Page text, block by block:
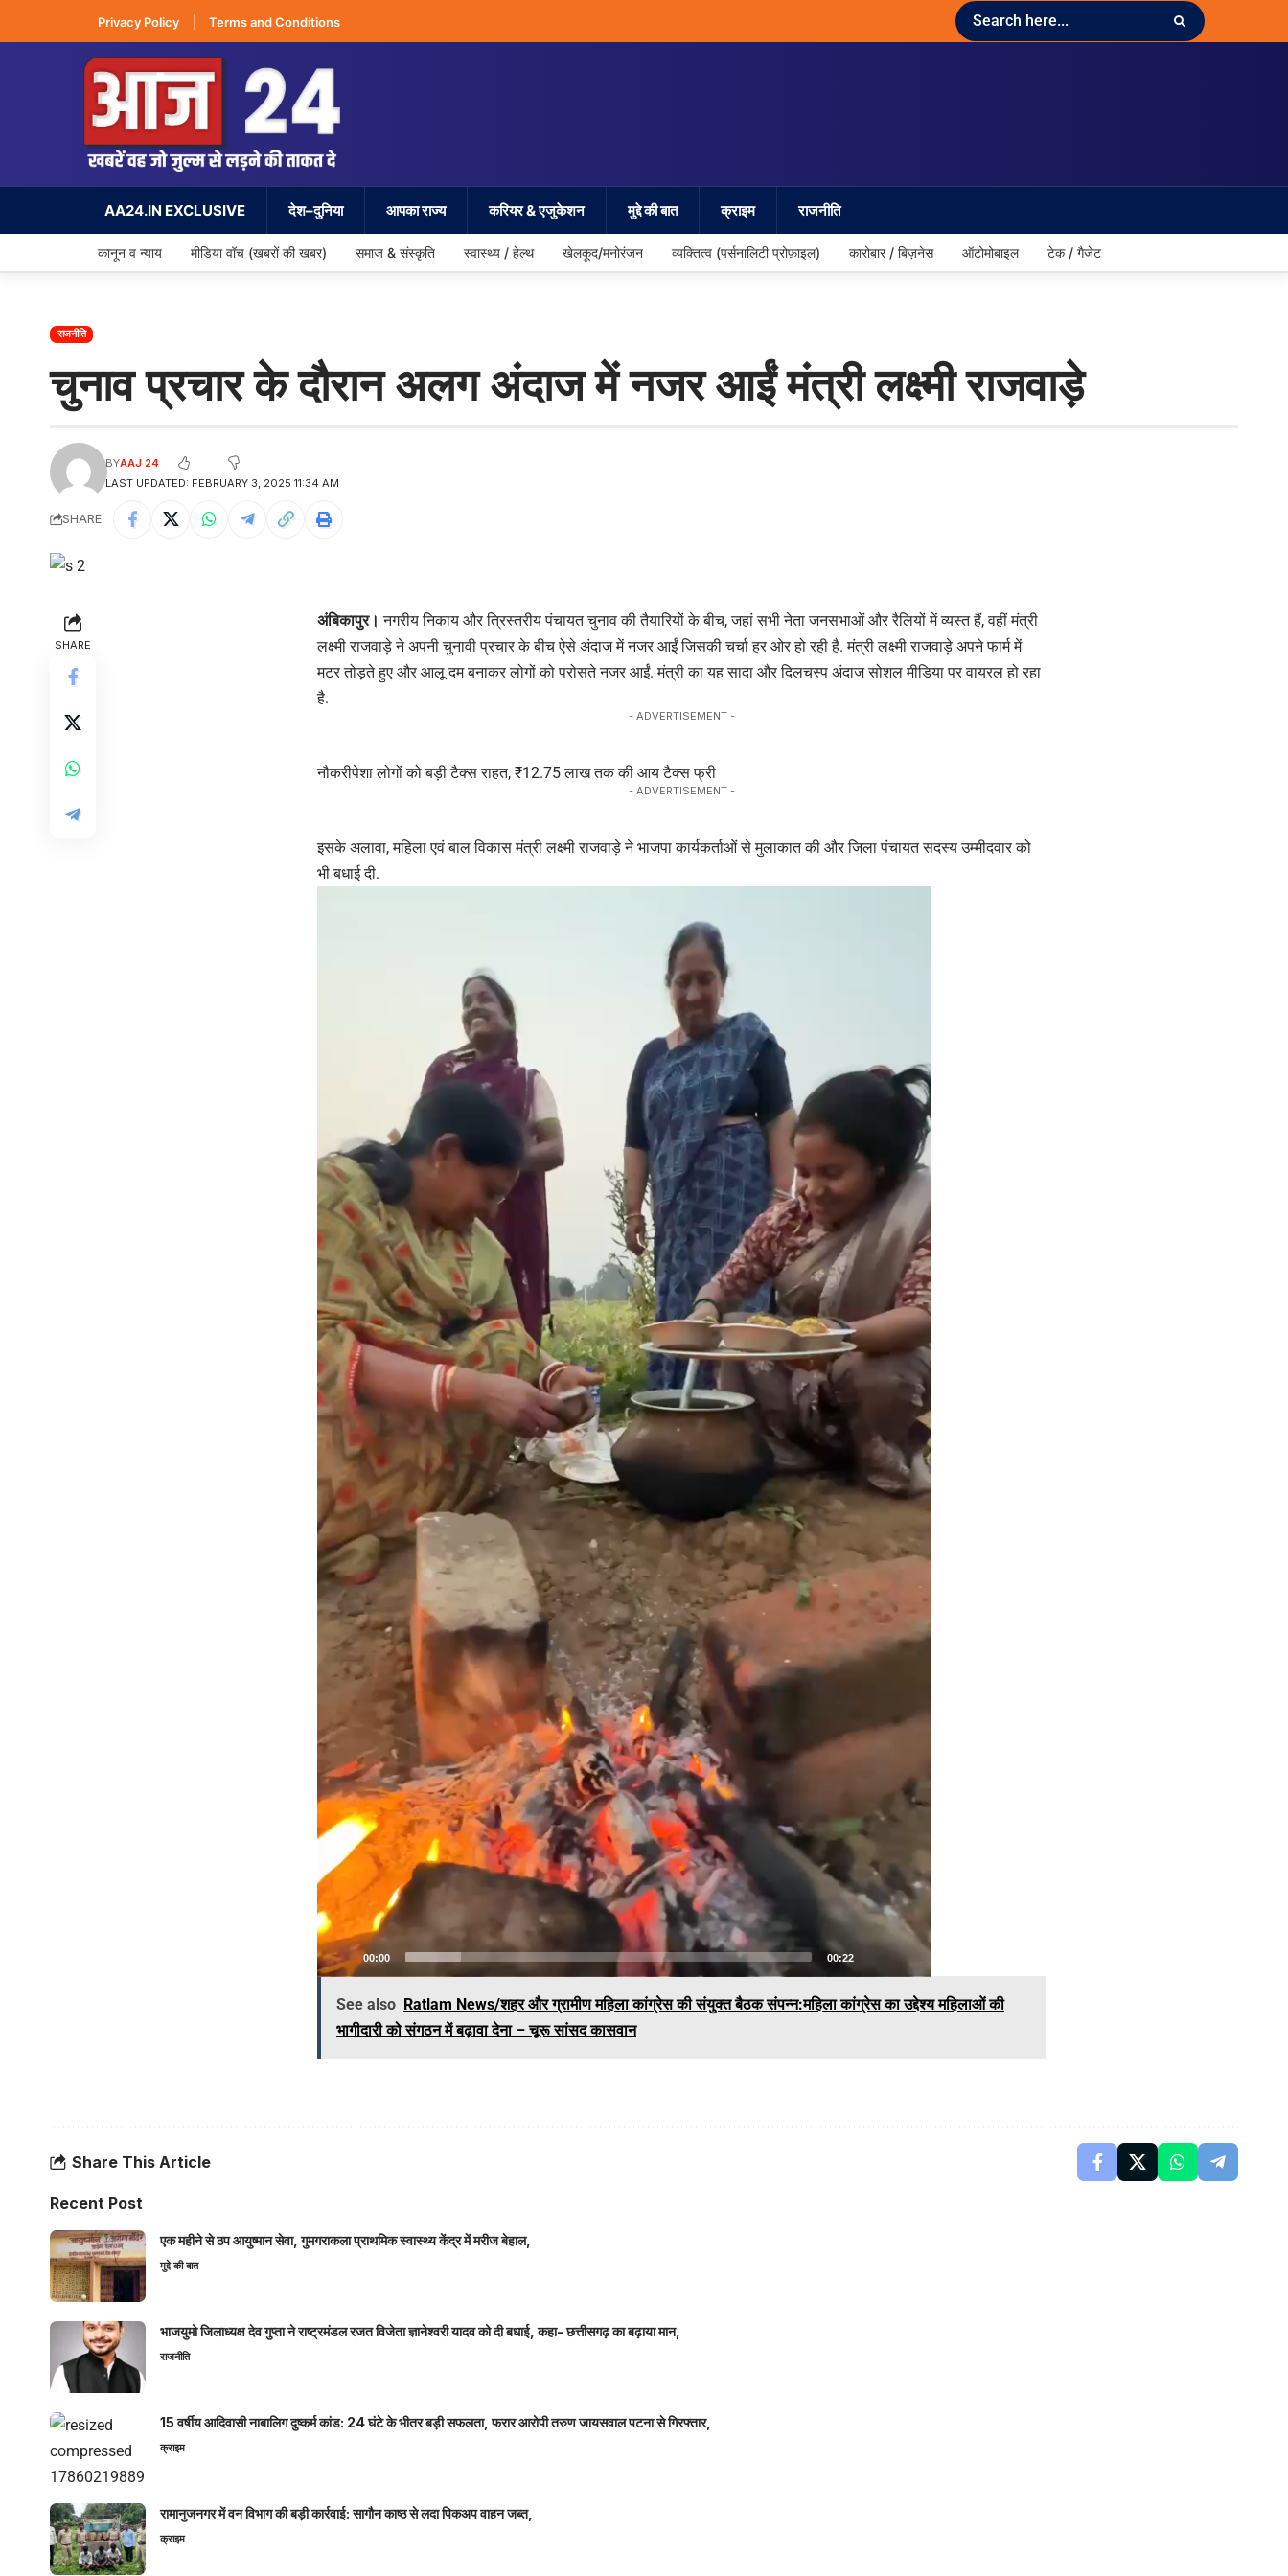
Privacy Policy Terms and Conditions
AA24.IN EXCLUSIVE देश–दुनिया आपका राज्य करियर & एजुकेशन मुद्दे की बात क्राइम राजनीति
कानून व न्याय मीडिया वॉच (खबरों की खबर) समाज & संस्कृति स्वास्थ्य / हेल्थ खेलकूद/मनोरंजन व्यक्तित्व (पर्सनालिटी प्रोफ़ाइल) कारोबार / बिज़नेस ऑटोमोबाइल टेक / गैजेट
राजनीति
चुनाव प्रचार के दौरान अलग अंदाज में नजर आईं मंत्री लक्ष्मी राजवाड़े
LAST UPDATED: FEBRUARY 3, 2025 11:34 AM
BYAAJ 24
SHARE
SHARE
अंबिकापुर। नगरीय निकाय और त्रिस्तरीय पंचायत चुनाव की तैयारियों के बीच, जहां सभी नेता जनसभाओं और रैलियों में व्यस्त हैं, वहीं मंत्री
लक्ष्मी राजवाड़े ने अपनी चुनावी प्रचार के बीच ऐसे अंदाज में नजर आईं जिसकी चर्चा हर ओर हो रही है. मंत्री लक्ष्मी राजवाड़े अपने फार्म में
मटर तोड़ते हुए और आलू दम बनाकर लोगों को परोसते नजर आईं. मंत्री का यह सादा और दिलचस्प अंदाज सोशल मीडिया पर वायरल हो रहा
है.
- ADVERTISEMENT -
नौकरीपेशा लोगों को बड़ी टैक्स राहत, ₹12.75 लाख तक की आय टैक्स फ्री
- ADVERTISEMENT -
इसके अलावा, महिला एवं बाल विकास मंत्री लक्ष्मी राजवाड़े ने भाजपा कार्यकर्ताओं से मुलाकात की और जिला पंचायत सदस्य उम्मीदवार को
भी बधाई दी.
00:00 00:22
See also Ratlam News/शहर और ग्रामीण महिला कांग्रेस की संयुक्त बैठक संपन्न:महिला कांग्रेस का उद्देश्य महिलाओं की
भागीदारी को संगठन में बढ़ावा देना – चूरू सांसद कासवान
Share This Article
Recent Post
एक महीने से ठप आयुष्मान सेवा, गुमगराकला प्राथमिक स्वास्थ्य केंद्र में मरीज बेहाल,
मुद्दे की बात
भाजयुमो जिलाध्यक्ष देव गुप्ता ने राष्ट्रमंडल रजत विजेता ज्ञानेश्वरी यादव को दी बधाई, कहा- छत्तीसगढ़ का बढ़ाया मान,
राजनीति
15 वर्षीय आदिवासी नाबालिग दुष्कर्म कांड: 24 घंटे के भीतर बड़ी सफलता, फरार आरोपी तरुण जायसवाल पटना से गिरफ्तार,
क्राइम
रामानुजनगर में वन विभाग की बड़ी कार्रवाई: सागौन काष्ठ से लदा पिकअप वाहन जब्त,
क्राइम